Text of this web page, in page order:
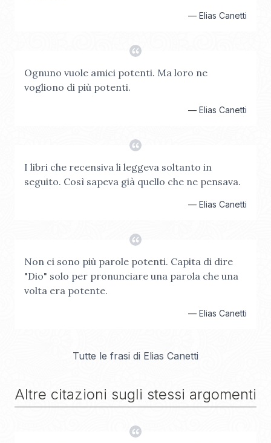
— Elias Canetti
Ognuno vuole amici potenti. Ma loro ne
vogliono di più potenti.
— Elias Canetti
I libri che recensiva li leggeva soltanto in
seguito. Così sapeva già quello che ne pensava.
— Elias Canetti
Non ci sono più parole potenti. Capita di dire
"Dio" solo per pronunciare una parola che una
volta era potente.
— Elias Canetti
Tutte le frasi di Elias Canetti
Altre citazioni sugli stessi argomenti